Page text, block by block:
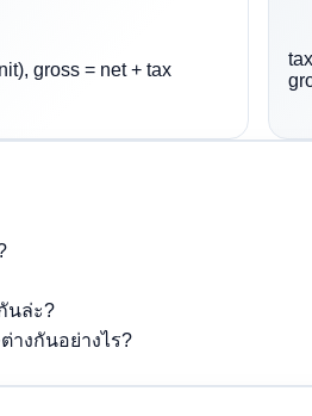
gross = net + tax
นล่ะ?
างกันอย่างไร?